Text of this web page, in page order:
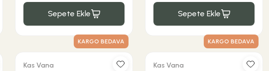
Sepete Ekle Sepete Ekle
KARGO BEDAVA
Kas Vana
KARGO BEDAVA
Kas Vana